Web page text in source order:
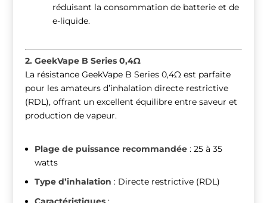
réduisant la consommation de batterie et de
e-liquide.
2. GeekVape B Series 0,4Ω
La résistance GeekVape B Series 0,4Ω est parfaite
pour les amateurs d’inhalation directe restrictive
(RDL), offrant un excellent équilibre entre saveur et
production de vapeur.
Plage de puissance recommandée : 25 à 35
watts
Type d’inhalation : Directe restrictive (RDL)